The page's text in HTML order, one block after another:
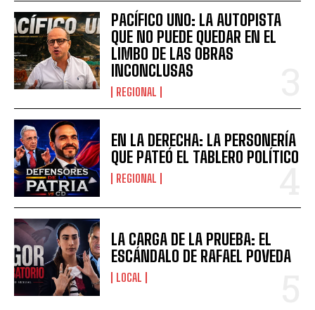
PACÍFICO UNO: LA AUTOPISTA
QUE NO PUEDE QUEDAR EN EL
LIMBO DE LAS OBRAS
INCONCLUSAS
REGIONAL
EN LA DERECHA: LA PERSONERÍA
QUE PATEÓ EL TABLERO POLÍTICO
REGIONAL
LA CARGA DE LA PRUEBA: EL
ESCÁNDALO DE RAFAEL POVEDA
LOCAL